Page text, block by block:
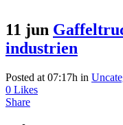
11 jun
industrien
Posted at 07:17h in
0 Likes
Share